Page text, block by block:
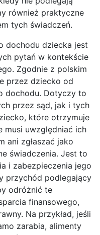
również praktyczne
tych świadczeń.
dochodu dziecka jest
pytań w kontekście
Zgodnie z polskim
przez dziecko od
dochodu. Dotyczy to
przez sąd, jak i tych
które otrzymuje
musi uwzględniać ich
ani zgłaszać jako
świadczenia. Jest to
i zabezpieczenia jego
przychód podlegający
odróżnić te
finansowego,
Na przykład, jeśli
zarabia, alimenty